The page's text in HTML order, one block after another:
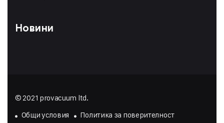
Новини
© 2021 provacuum ltd.
Общи условия
Политика за поверителност